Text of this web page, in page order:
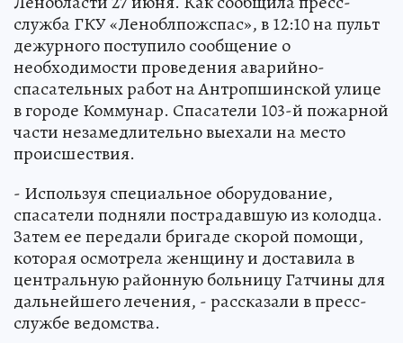
служба ГКУ «Леноблпожспас», в 12:10 на пульт
дежурного поступило сообщение о
необходимости проведения аварийно-
спасательных работ на Антропшинской улице
в городе Коммунар. Спасатели 103-й пожарной
части незамедлительно выехали на место
происшествия.
- Используя специальное оборудование,
спасатели подняли пострадавшую из колодца.
Затем ее передали бригаде скорой помощи,
которая осмотрела женщину и доставила в
центральную районную больницу Гатчины для
дальнейшего лечения, - рассказали в пресс-
службе ведомства.